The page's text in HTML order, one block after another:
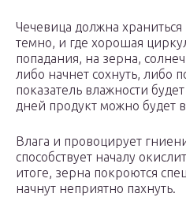
Чечевица должна
темно, и где хорошая
попадания, на зерна,
либо начнет сохнуть, либо
показатель влажности
дней продукт можно будет
Влага и провоцирует
способствует началу
итоге, зерна покроются
начнут неприятно пахнуть.